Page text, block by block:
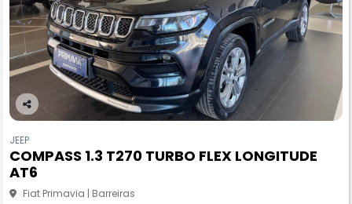
Co
pa
rtil
he
JEEP
COMPASS 1.3 T270 TURBO FLEX LONGITUDE
AT6
Fiat Primavia | Barreiras